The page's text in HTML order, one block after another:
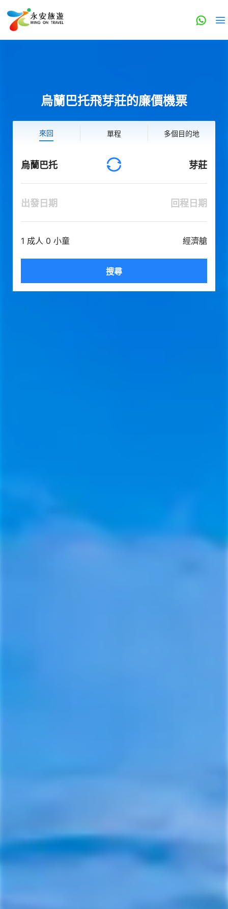
烏蘭巴托飛芽莊的廉價機票
來回 單程 多個目的地
烏蘭巴托 芽莊
出發日期 回程日期
1 成人 0 小童 經濟艙
搜尋